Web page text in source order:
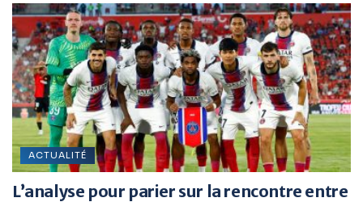
ACTUALITÉ
L’analyse pour parier sur la rencontre entre